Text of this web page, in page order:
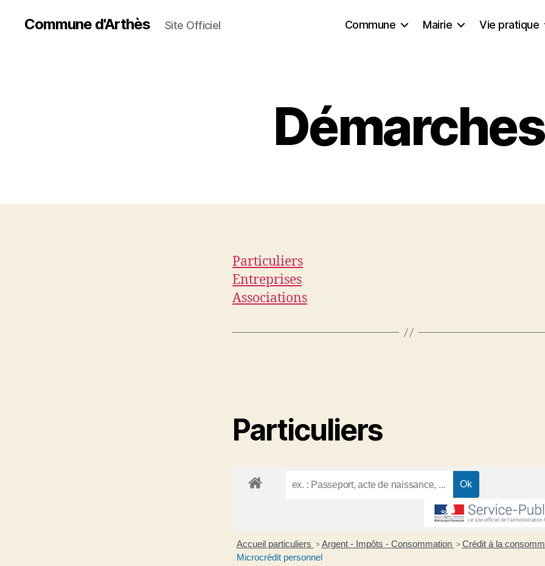
Commune d'Arthès Site Officiel Commune Mairie Vie pratique
Démarches
Particuliers
Entreprises
Associations
Particuliers
Accueil particuliers > Argent - Impôts - Consommation > Crédit à la
Microcrédit personnel